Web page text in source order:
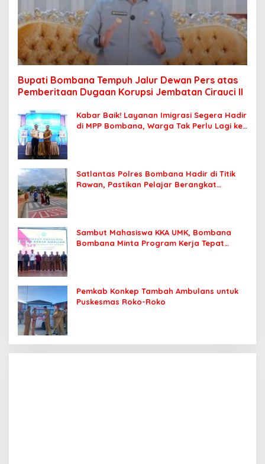
Bupati Bombana Tempuh Jalur Dewan Pers atas
Pemberitaan Dugaan Korupsi Jembatan Cirauci II
Kabar Baik! Layanan Imigrasi Segera Hadir
di MPP Bombana, Warga Tak Perlu Lagi ke
Satlantas Polres Bombana Hadir di Titik
Rawan, Pastikan Pelajar Berangkat
Sambut Mahasiswa KKA UMK, Bombana
Bombana Minta Program Kerja Tepat
Pemkab Konkep Tambah Ambulans untuk
Puskesmas Roko-Roko